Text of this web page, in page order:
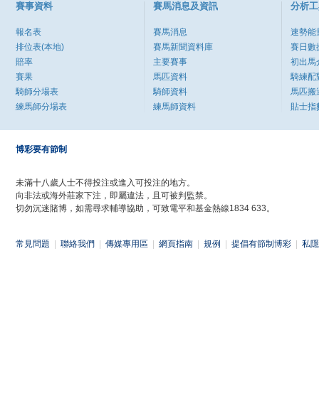
賽事資料
報名表
排位表(本地)
賠率
賽果
騎師分場表
練馬師分場表
賽馬消息及資訊
賽馬消息
賽馬新聞資料庫
主要賽事
馬匹資料
騎師資料
練馬師資料
分析
速勢能
賽日數
初出馬
騎練配
馬匹搬
貼士指
博彩要有節制
未滿十八歲人士不得投注或進入可投注的地方。
向非法或海外莊家下注，即屬違法，且可被判監禁。
切勿沉迷賭博，如需尋求輔導協助，可致電平和基金熱線1834 633。
常見問題 聯絡我們 傳媒專用區 網頁指南 規例 提倡有節制博彩 私